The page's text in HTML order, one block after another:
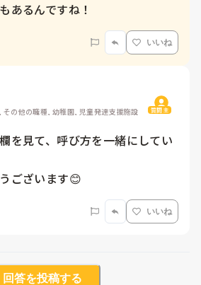
あるんですね！
いいね
の他の職種, 幼稚園, 児童発達支援施設 質問主
を見て、呼び方を一緒にしてい
ございます😊
いいね
回答を投稿する